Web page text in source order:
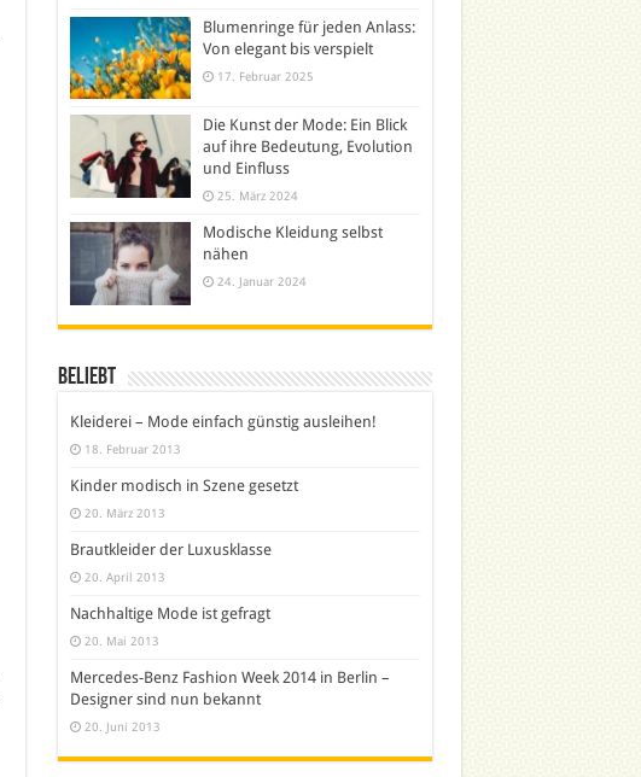
Blumenringe für jeden Anlass:
Von elegant bis verspielt
17. Februar 2025
Die Kunst der Mode: Ein Blick
auf ihre Bedeutung, Evolution
und Einfluss
25. März 2024
Modische Kleidung selbst
nähen
24. Januar 2024
Beliebt
Kleiderei – Mode einfach günstig ausleihen!
18. Februar 2013
Kinder modisch in Szene gesetzt
20. März 2013
Brautkleider der Luxusklasse
20. April 2013
Nachhaltige Mode ist gefragt
20. Mai 2013
Mercedes-Benz Fashion Week 2014 in Berlin –
Designer sind nun bekannt
20. Juni 2013